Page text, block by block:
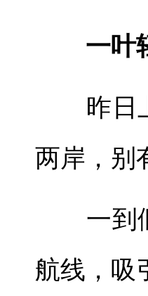
一叶轻
昨日上
两岸，别
一到假
航线，吸